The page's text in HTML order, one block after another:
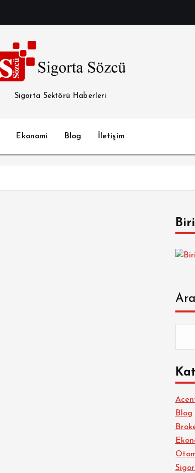
Sigorta Sektörü Haberleri
Ekonomi Blog İletişim
Ara
Blog